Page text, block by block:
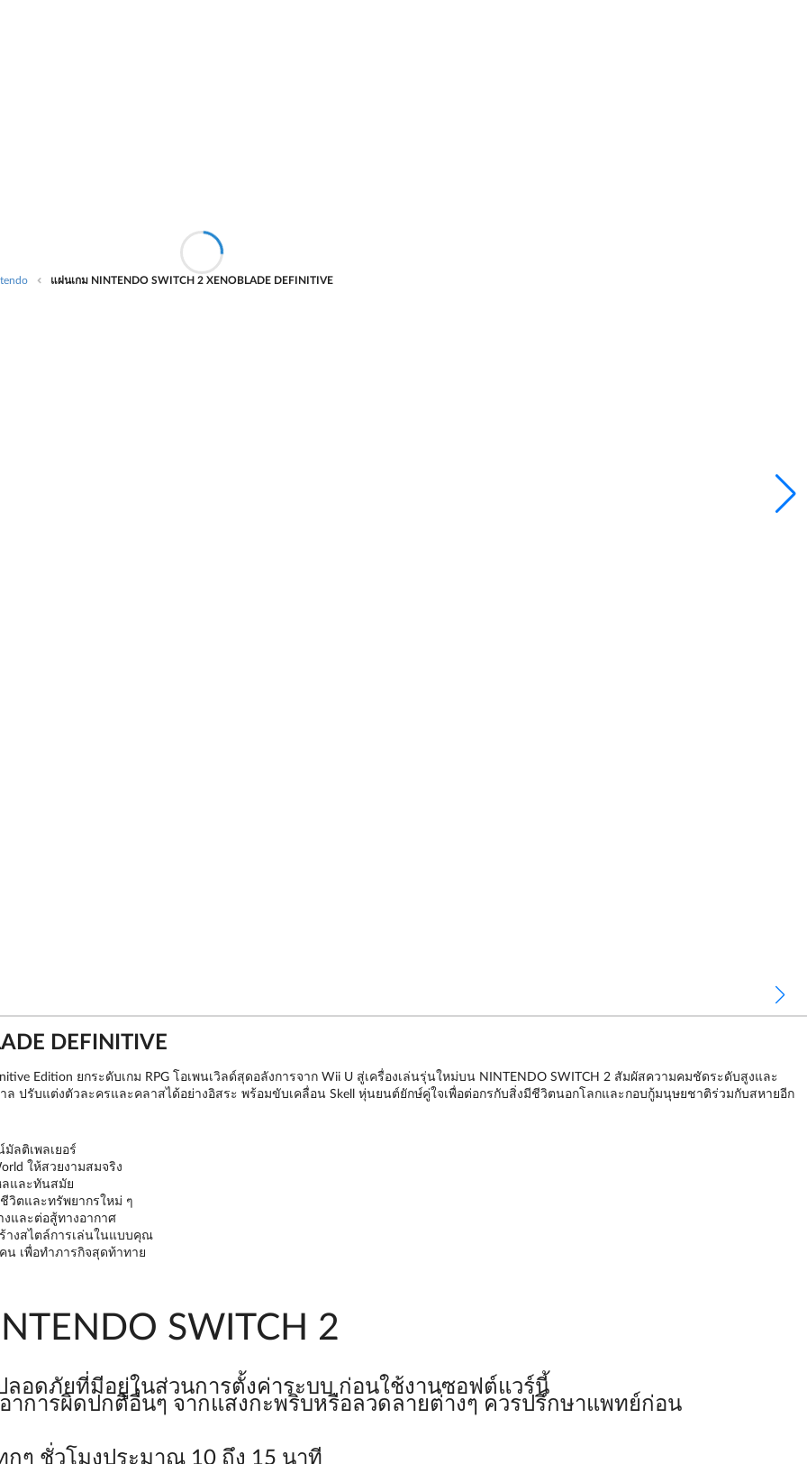
แผ่นเกม NINTENDO SWITCH 2 XENOBLADE DEFINITIVE
DEFINITIVE
Edition ยกระดับเกม RPG โอเพนเวิลด์สุดอลังการจาก Wii U สู่เครื่องเล่นรุ่นใหม่บน NINTENDO SWITCH 2 สัมผัสความคมชัดระดับสูงและ
ล ปรับแต่งตัวละครและคลาสได้อย่างอิสระ พร้อมขับเคลื่อน Skell หุ่นยนต์ยักษ์คู่ใจเพื่อต่อกรกับสิ่งมีชีวิตนอกโลกและกอบกู้มนุษยชาติร่วมกับสหายอีก
ลติเพลเยอร์
ให้สวยงามสมจริง
ลและทันสมัย
วิตและทรัพยากรใหม่ ๆ
และต่อสู้ทางอากาศ
างสไตล์การเล่นในแบบคุณ
น เพื่อทำภารกิจสุดท้าทาย
SWITCH 2
อดภัยที่มีอยู่ในส่วนการตั้งค่าระบบ ก่อนใช้งานซอฟต์แวร์นี้
การผิดปกติอื่นๆ จากแสงกะพริบหรือลวดลายต่างๆ ควรปรึกษาแพทย์ก่อน
กๆ ชั่วโมงประมาณ 10 ถึง 15 นาที